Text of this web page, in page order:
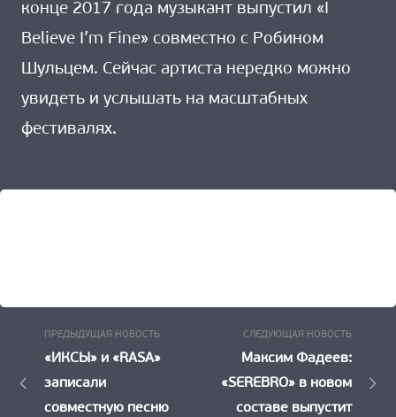
конце 2017 года музыкант выпустил «I
Believe I’m Fine» совместно с Робином
Шульцем. Сейчас артиста нередко можно
увидеть и услышать на масштабных
фестивалях.
Навигация
записям
ПРЕДЫДУЩАЯ НОВОСТЬПредыдущая
Новость:
«ИКСЫ» и «RASA»
записали
совместную песню
СЛЕДУЮЩАЯ НОВОСТЬ
Максим Фадеев:
«SEREBRO» в новом
составе выпустит